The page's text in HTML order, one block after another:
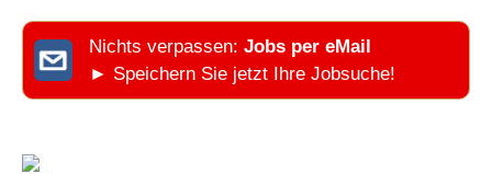
Nichts verpassen: Jobs per eMail
► Speichern Sie jetzt Ihre Jobsuche!